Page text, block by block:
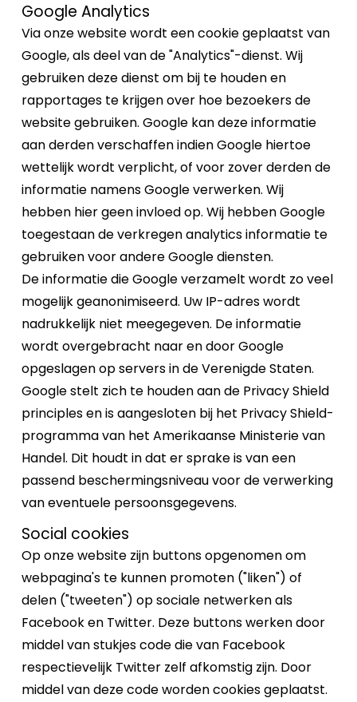
Google Analytics
Via onze website wordt een cookie geplaatst van
Google, als deel van de "Analytics"-dienst. Wij
gebruiken deze dienst om bij te houden en
rapportages te krijgen over hoe bezoekers de
website gebruiken. Google kan deze informatie
aan derden verschaffen indien Google hiertoe
wettelijk wordt verplicht, of voor zover derden de
informatie namens Google verwerken. Wij
hebben hier geen invloed op. Wij hebben Google
toegestaan de verkregen analytics informatie te
gebruiken voor andere Google diensten.
De informatie die Google verzamelt wordt zo veel
mogelijk geanonimiseerd. Uw IP-adres wordt
nadrukkelijk niet meegegeven. De informatie
wordt overgebracht naar en door Google
opgeslagen op servers in de Verenigde Staten.
Google stelt zich te houden aan de Privacy Shield
principles en is aangesloten bij het Privacy Shield-
programma van het Amerikaanse Ministerie van
Handel. Dit houdt in dat er sprake is van een
passend beschermingsniveau voor de verwerking
van eventuele persoonsgegevens.
Social cookies
Op onze website zijn buttons opgenomen om
webpagina's te kunnen promoten ("liken") of
delen ("tweeten") op sociale netwerken als
Facebook en Twitter. Deze buttons werken door
middel van stukjes code die van Facebook
respectievelijk Twitter zelf afkomstig zijn. Door
middel van deze code worden cookies geplaatst.